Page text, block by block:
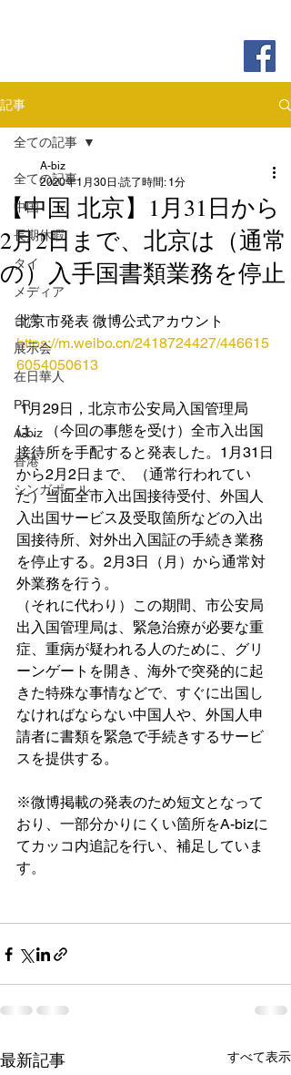
記事
全ての記事
中国
長期休暇
タイ
メディア
台湾
展示会
在日華人
PR
A-biz
香港
シンガポール
全ての記事
【中国 北京】1月31日から
2月2日まで、北京は（通常
の）入手国書類業務を停止
A-biz
2020年1月30日 読了時間: 1分
北京市発表 微博公式アカウント
https://m.weibo.cn/2418724427/446615
6054050613
1月29日，北京市公安局入国管理局
は、（今回の事態を受け）全市入出国
接待所を手配すると発表した。1月31日
から2月2日まで、（通常行われてい
た）当面全市入出国接待受付、外国人
入出国サービス及受取箇所などの入出
国接待所、対外出入国証の手続き業務
を停止する。2月3日（月）から通常対
外業務を行う。
（それに代わり）この期間、市公安局
出入国管理局は、緊急治療が必要な重
症、重病が疑われる人のために、グリ
ーンゲートを開き、海外で突発的に起
きた特殊な事情などで、すぐに出国し
なければならない中国人や、外国人申
請者に書類を緊急で手続きするサービ
スを提供する。
※微博掲載の発表のため短文となって
おり、一部分かりにくい箇所をA-bizに
てカッコ内追記を行い、補足していま
す。
最新記事 すべて表示